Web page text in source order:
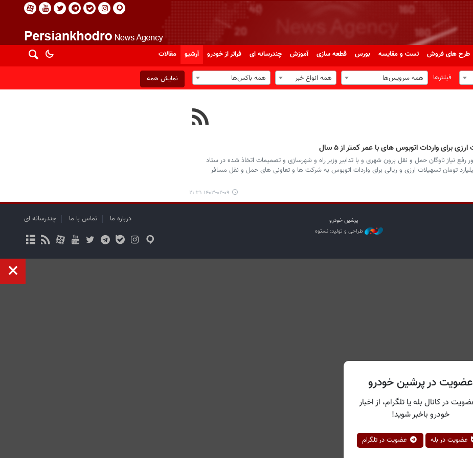
طرح های فروش تست و مقایسه بورس قطعه سازی آموزش چندرسانه ای فراتر از خودرو آرشیو مقالات
فیلترها همه سرویس‌ها همه انواع خبر همه باکس‌ها نمایش همه
نیاز ناوگان حمل و نقل برون شهری و با تدابیر وزیر راه و شهرسازی و تصمیمات اتخاذ شده در ستاد
مبلغ ۶۰۰ میلیون یورو و ۴۰۰۰ میلیارد تومان تسهیلات ارزی و ریالی برای واردات اتوبوس به شرکت ها و تعاونی های حمل و نقل مسافر
۱۴۰۳-۰۲-۰۹ ۲۱:۳۱
پرشین خودرو
طراحی و تولید: نستوه
درباره ما تماس با ما چندرسانه ای
عضویت در پرشین خودرو
در کانال بله یا تلگرام، از اخبار
خودرو باخبر شوید!
عضویت در بله عضویت در تلگرام